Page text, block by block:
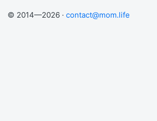
© 2014—2026 · contact@mom.life